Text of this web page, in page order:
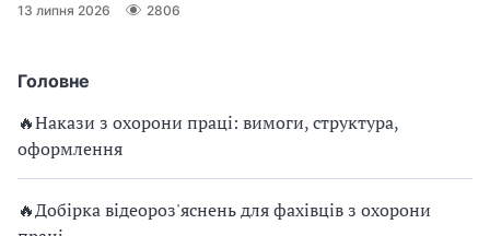
Головне
🔥Накази з охорони праці: вимоги, структура,
оформлення
🔥Добірка відеороз'яснень для фахівців з охорони
13 липня 2026 2806